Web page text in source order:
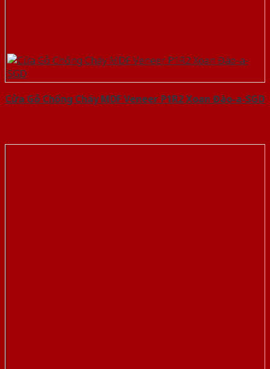
Cửa Gỗ Chống Cháy MDF Veneer P1R2 Xoan Đào-a-SGD